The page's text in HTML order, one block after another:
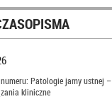
Patologie jamy ustnej –
kliniczne